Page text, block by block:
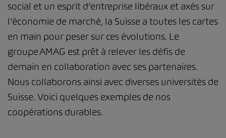
social et un esprit d’entreprise libéraux et axés sur
l’économie de marché, la Suisse a toutes les cartes
en main pour peser sur ces évolutions. Le
groupe AMAG est prêt à relever les défis de
demain en collaboration avec ses partenaires.
Nous collaborons ainsi avec diverses universités de
Suisse. Voici quelques exemples de nos
coopérations durables.